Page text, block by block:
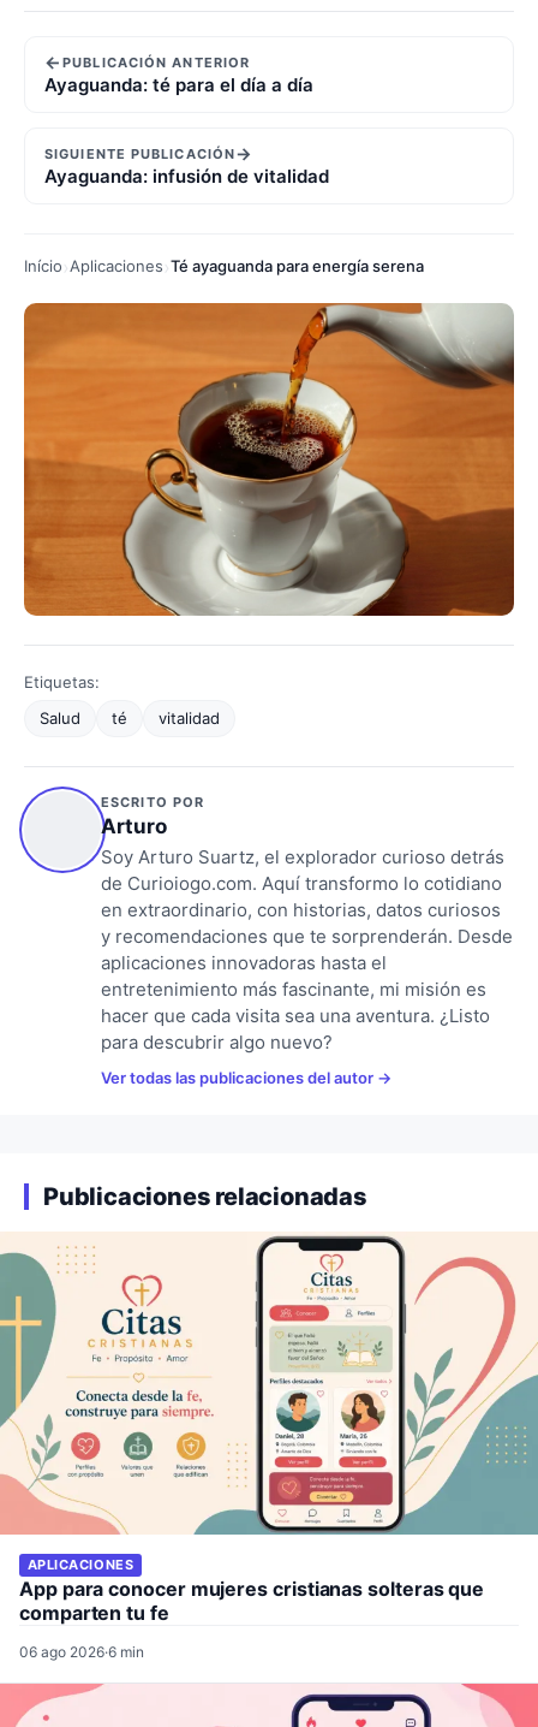
←PUBLICACIÓN ANTERIOR
Ayaguanda: té para el día a día
SIGUIENTE PUBLICACIÓN→
Ayaguanda: infusión de vitalidad
Início Aplicaciones Té ayaguanda para energía serena
Etiquetas:
Salud
té vitalidad
ESCRITO POR
Arturo
Soy Arturo Suartz, el explorador curioso detrás
de Curioiogo.com. Aquí transformo lo cotidiano
en extraordinario, con historias, datos curiosos
y recomendaciones que te sorprenderán. Desde
aplicaciones innovadoras hasta el
entretenimiento más fascinante, mi misión es
hacer que cada visita sea una aventura. ¿Listo
para descubrir algo nuevo?
Ver todas las publicaciones del autor
Publicaciones relacionadas
APLICACIONES
App para conocer mujeres cristianas solteras que
comparten tu fe
06 ago 2026·6 min